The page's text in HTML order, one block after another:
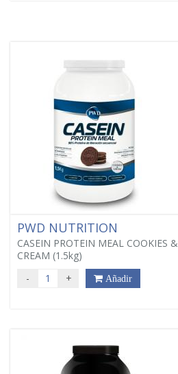
PWD NUTRITION
CASEIN PROTEIN MEAL COOKIES &
CREAM (1.5kg)
- + Añadir